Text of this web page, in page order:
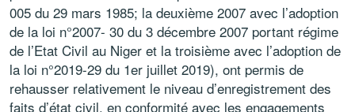
005 du 29 mars 1985; la deuxième 2007 avec l’adoption
de la loi n°2007- 30 du 3 décembre 2007 portant régime
de l’Etat Civil au Niger et la troisième avec l’adoption de
la loi n°2019-29 du 1er juillet 2019), ont permis de
rehausser relativement le niveau d’enregistrement des
faits d’état civil, en conformité avec les engagements